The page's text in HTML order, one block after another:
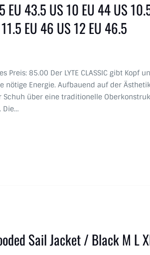
EU 43.5 US 10 EU 44 US
EU 46 US 12 EU 46.5
Preis: 85.00 Der LYTE CLASSIC gibt Kopf
Energie. Aufbauend auf der Ästhetik
Schuh über eine traditionelle
Die…
Sail Jacket / Black M L